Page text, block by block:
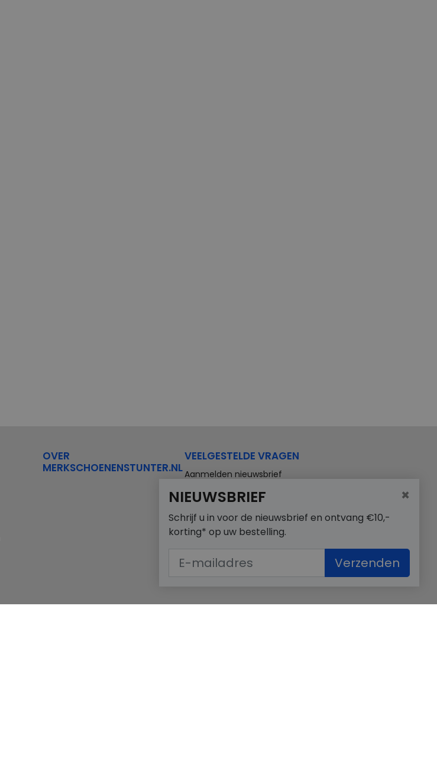
OVER
MERKSCHOENENSTUNTER.NL
VEELGESTELDE VRAGEN
Aanmelden nieuwsbrief
×
NIEUWSBRIEF
Schrijf u in voor de nieuwsbrief en ontvang €10,-
korting* op uw bestelling.
Verzenden